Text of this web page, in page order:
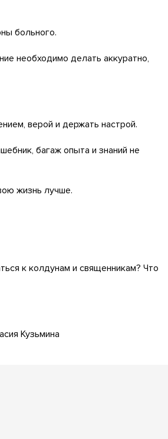
больного.
необходимо делать аккуратно,
верой и держать настрой.
багаж опыта и знаний не
жизнь лучше.
к колдунам и священникам? Что
Кузьмина